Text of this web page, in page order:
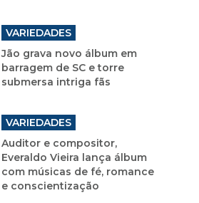
VARIEDADES
Jão grava novo álbum em
barragem de SC e torre
submersa intriga fãs
VARIEDADES
Auditor e compositor,
Everaldo Vieira lança álbum
com músicas de fé, romance
e conscientização